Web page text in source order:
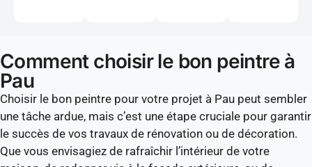
Comment choisir le bon peintre à
Pau
Choisir le bon peintre pour votre projet à Pau peut sembler
une tâche ardue, mais c’est une étape cruciale pour garantir
le succès de vos travaux de rénovation ou de décoration.
Que vous envisagiez de rafraîchir l’intérieur de votre